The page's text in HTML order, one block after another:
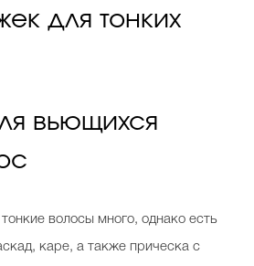
для тонких
вьющихся
волосы много, однако есть
каре, а также прическа с